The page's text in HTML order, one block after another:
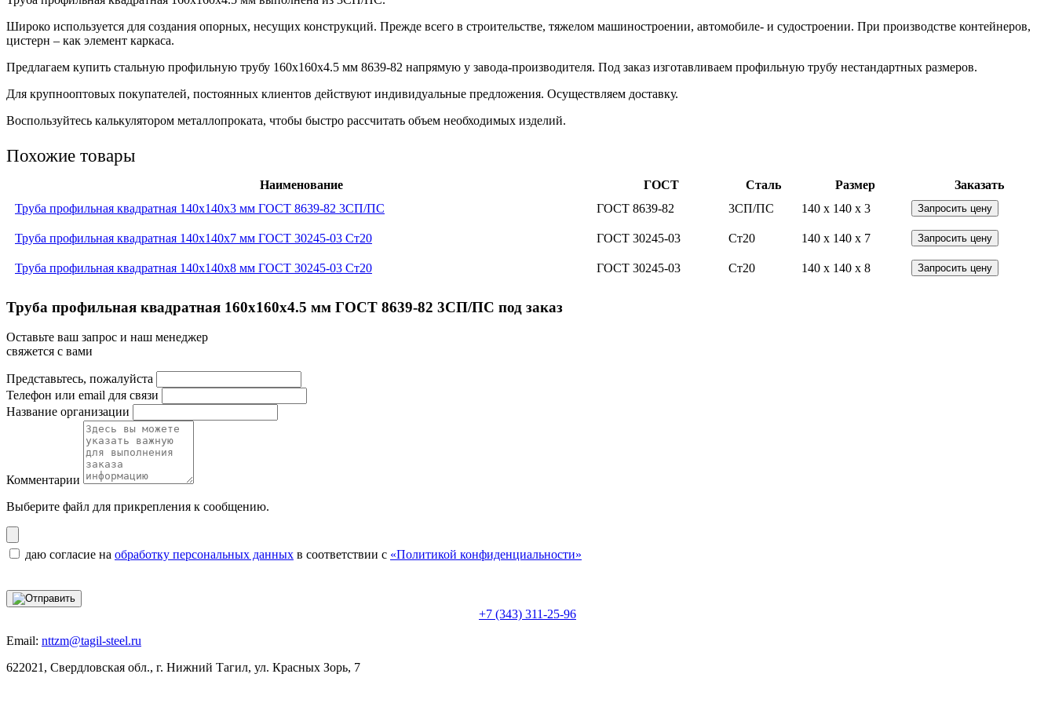
Широко используется для создания опорных, несущих конструкций. Прежде всего в строительстве, тяжелом машиностроении, автомобиле- и судостроении. При производстве контейнеров,
цистерн – как элемент каркаса.
Предлагаем купить стальную профильную трубу 160х160х4.5 мм 8639-82 напрямую у завода-производителя. Под заказ изготавливаем профильную трубу нестандартных размеров.
Для крупнооптовых покупателей, постоянных клиентов действуют индивидуальные предложения. Осуществляем доставку.
Воспользуйтесь калькулятором металлопроката, чтобы быстро рассчитать объем необходимых изделий.
Похожие товары
Наименование ГОСТ Сталь Размер
Заказать
Труба профильная квадратная 140x140x3 мм ГОСТ 8639-82 3СП/ПС
ГОСТ 8639-82 3СП/ПС 140 x 140 x 3 Запросить цену
Труба профильная квадратная 140x140x7 мм ГОСТ 30245-03 Ст20 ГОСТ 30245-03 Ст20 140 x 140 x 7 Запросить цену
Труба профильная квадратная 140x140x8 мм ГОСТ 30245-03 Ст20 ГОСТ 30245-03 Ст20 140 x 140 x 8 Запросить цену
Труба профильная квадратная 160x160x4.5 мм ГОСТ 8639-82 3СП/ПС под заказ
Оставьте ваш запрос и наш менеджер
свяжется с вами
Представьтесь, пожалуйста
Телефон или email для связи
Название организации
Комментарии
Выберите файл для прикрепления к сообщению.
даю согласие на обработку персональных данных в соответствии с «Политикой конфиденциальности»
+7 (343) 311-25-96
Email: nttzm@tagil-steel.ru
622021, Свердловская обл., г. Нижний Тагил, ул. Красных Зорь, 7